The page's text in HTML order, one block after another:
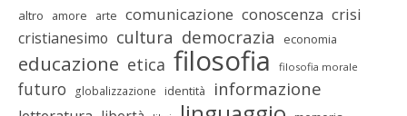
altro amore arte comunicazione conoscenza crisi
cristianesimo cultura democrazia economia
educazione etica filosofia filosofia morale
futuro globalizzazione identità informazione